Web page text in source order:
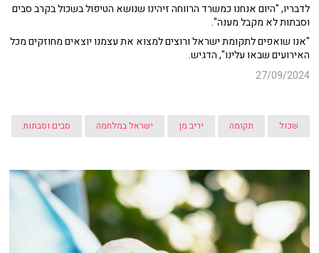
לדבריו, "היום אנחנו כמשרד הרווחה זיהינו שנושא הטיפול בשכול בקרב סבים
וסבתות לא מקבל מענה".
"אנו שואפים לתקומת ישראל ורוצים למצוא את עצמנו יוצאים מחוזקים מכל
האירועים שבאו עלינו", הדגיש.
27/09/2024
שכול תקומה יריב מן ישראל במלחמה סבים וסבתות